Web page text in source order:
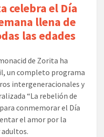
celebra el Día
llena de
las edades
de Zorita ha
un completo programa
intergeneracionales y
“La rebelión de
conmemorar el Día
el amor por la